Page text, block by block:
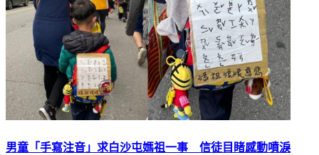
男童「手寫注音」求白沙屯媽祖一事 信徒目睹感動噴淚